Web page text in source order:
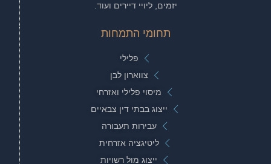
יזמים, ליויי דיירים ועוד.
תחומי התמחות
פלילי
צווארון לבן
מיסוי פלילי ואזרחי
ייצוג בבתי דין צבאיים
עבירות תעבורה
ליטיגציה אזרחית
ייצוג מול רשויות